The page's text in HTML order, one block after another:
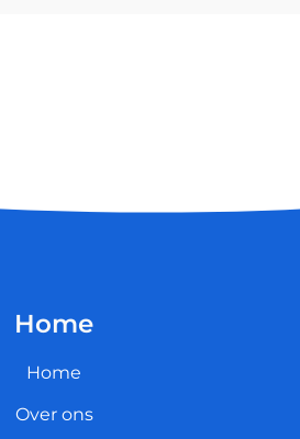
Home
Home
Over ons